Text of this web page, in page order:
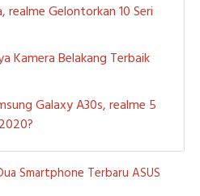
realme Gelontorkan 10 Seri
Kamera Belakang Terbaik
Galaxy A30s, realme 5
Smartphone Terbaru ASUS